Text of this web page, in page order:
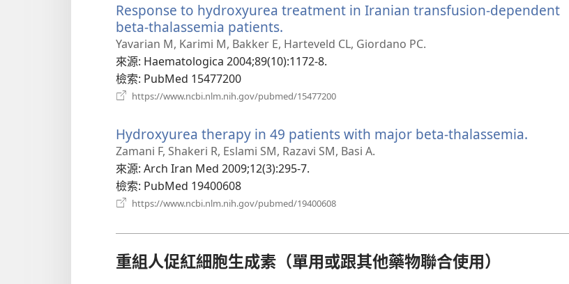
視
Response to hydroxyurea treatment in Iranian transfusion-dependent
beta-thalassemia patients.
啟
新
窗）
Yavarian M, Karimi M, Bakker E, Harteveld CL, Giordano PC.
來源‎: Haematologica 2004;89(10):1172-8.
檢索‎: PubMed 15477200
https://www.ncbi.nlm.nih.gov/pubmed/15477200
視
窗）
Hydroxyurea therapy in 49 patients with major beta-thalassemia.
Zamani F, Shakeri R, Eslami SM, Razavi SM, Basi A.
來源‎: Arch Iran Med 2009;12(3):295-7.
檢索‎: PubMed 19400608
https://www.ncbi.nlm.nih.gov/pubmed/19400608
窗）
重組人促紅細胞生成素（單用或跟其他藥物聯合使用）